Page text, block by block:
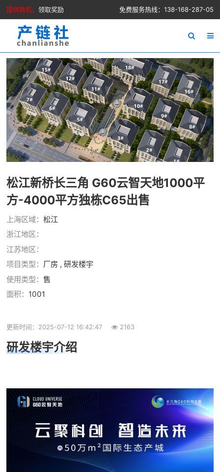
提供商机，领取奖励 免费服务热线：138-168-287-05
松江新桥长三角 G60云智天地1000平
方-4000平方独栋C65出售
上海区域：松江
浙江地区：
江苏地区：
项目类型： 厂房 , 研发楼宇
使用类型：售
面积： 1001
更新时间：2025-07-12 16:42:47 2163
研发楼宇介绍